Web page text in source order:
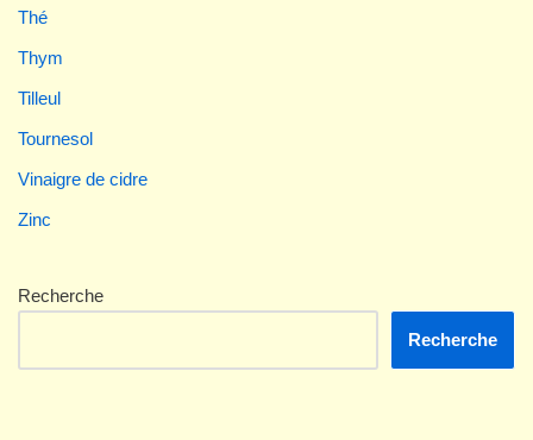
Thé
Thym
Tilleul
Tournesol
Vinaigre de cidre
Zinc
Recherche
Recherche